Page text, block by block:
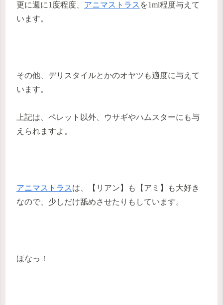
更に週に1度程度、 アニマストラス を1ml程度与えて
います。
その他、デリスタイルとかのオヤツも適度に与えて
います。
上記は、ペレット以外、ウサギやハムスターにも与
えられますよ。
アニマストラスは、【リアン】も【アミ】も大好き
なので、少しだけ舐めさせたりもしています。
ほなっ！